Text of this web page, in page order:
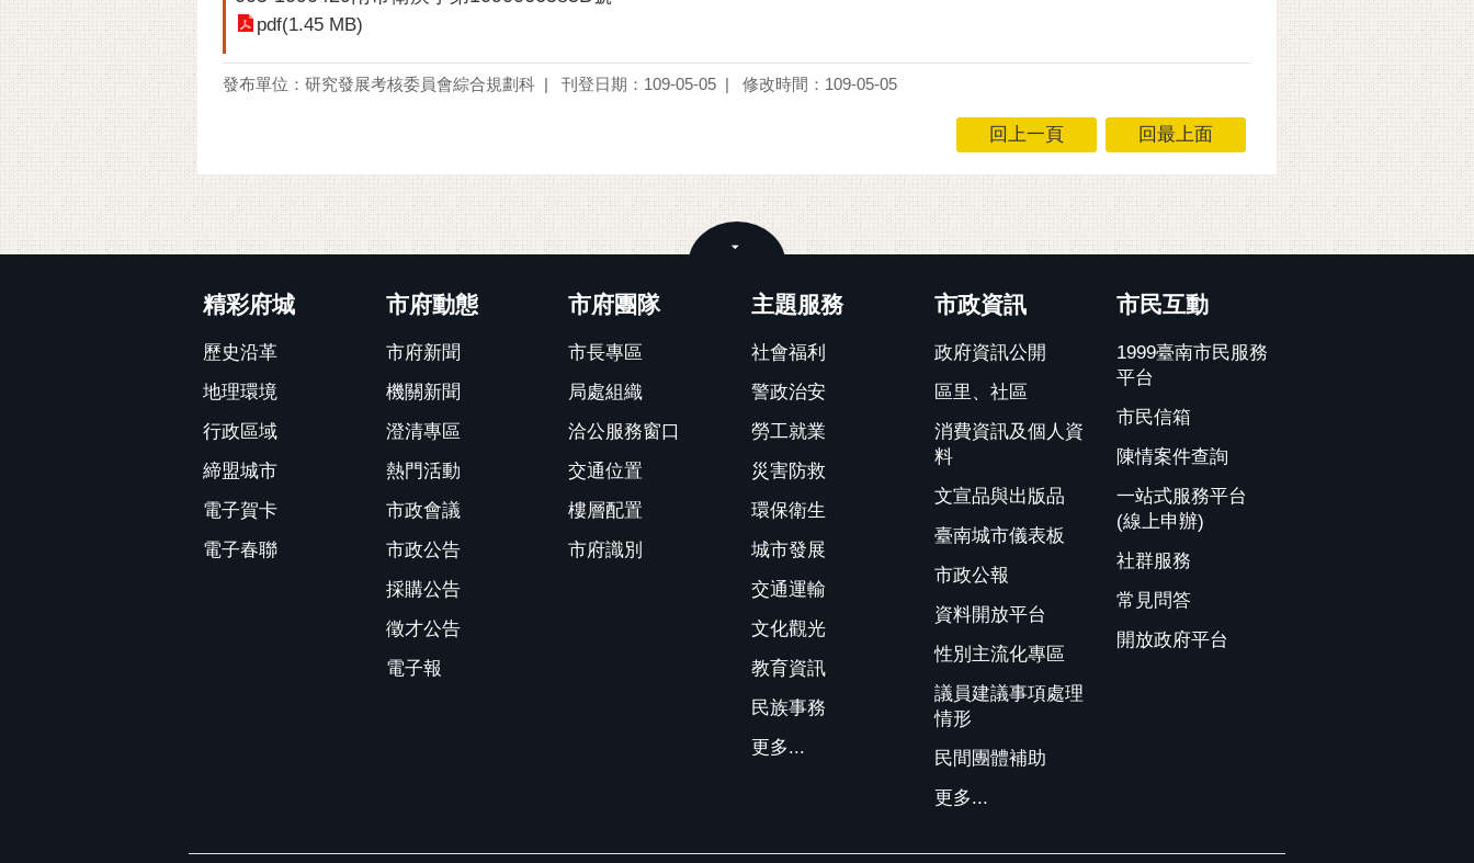
pdf(1.45 MB)
發布單位：研究發展考核委員會綜合規劃科 刊登日期：109-05-05 修改時間：109-05-05
回上一頁 回最上面
精彩府城
歷史沿革
地理環境
行政區域
締盟城市
電子賀卡
電子春聯
市府動態
市府新聞
機關新聞
澄清專區
熱門活動
市政會議
市政公告
採購公告
徵才公告
電子報
市府團隊
市長專區
局處組織
洽公服務窗口
交通位置
樓層配置
市府識別
主題服務
社會福利
警政治安
勞工就業
災害防救
環保衛生
城市發展
交通運輸
文化觀光
教育資訊
民族事務
更多...
市政資訊
政府資訊公開
區里、社區
消費資訊及個人資
料
文宣品與出版品
臺南城市儀表板
市政公報
資料開放平台
性別主流化專區
議員建議事項處理
情形
民間團體補助
更多...
市民互動
1999臺南市民服務
平台
市民信箱
陳情案件查詢
一站式服務平台
(線上申辦)
社群服務
常見問答
開放政府平台